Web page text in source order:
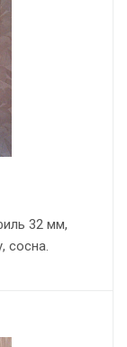
32 мм,
сосна.